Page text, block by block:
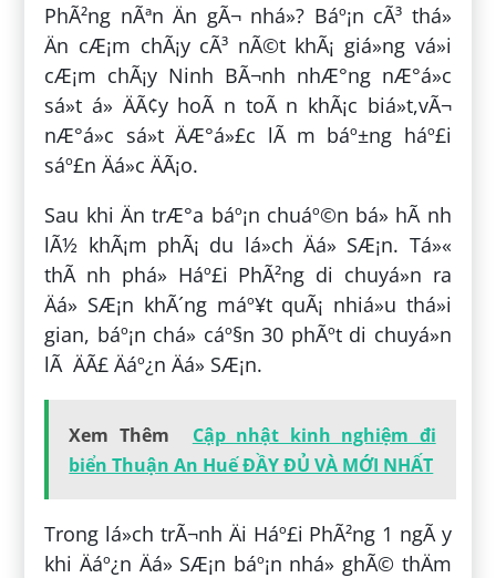
PhÃ²ng nÃªn Än gÃ¬ nhá»? Báº¡n cÃ³ thá»
Än cÆ¡m chÃ¡y cÃ³ nÃ©t khÃ¡ giá»ng vá»i
cÆ¡m chÃ¡y Ninh BÃ¬nh nhÆ°ng nÆ°á»c
sá»t á» ÄÃ¢y hoÃ n toÃ n khÃ¡c biá»t,vÃ¬
nÆ°á»c sá»t ÄÆ°á»£c lÃ m báº±ng háº£i
sáº£n Äá»c ÄÃ¡o.
Sau khi Än trÆ°a báº¡n chuáº©n bá» hÃ nh
lÃ½ khÃ¡m phÃ¡ du lá»ch Äá» SÆ¡n. Tá»«
thÃ nh phá» Háº£i PhÃ²ng di chuyá»n ra
Äá» SÆ¡n khÃ´ng máº¥t quÃ¡ nhiá»u thá»i
gian, báº¡n chá» cáº§n 30 phÃºt di chuyá»n
lÃ ÄÃ£ Äáº¿n Äá» SÆ¡n.
Xem Thêm
Cập nhật kinh nghiệm đi
biển Thuận An Huế ĐẦY ĐỦ VÀ MỚI NHẤT
Trong lá»ch trÃ¬nh Äi Háº£i PhÃ²ng 1 ngÃ y
khi Äáº¿n Äá» SÆ¡n báº¡n nhá» ghÃ© thÄm